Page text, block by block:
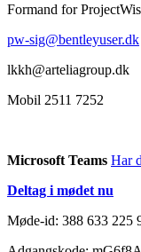
Formand for
pw-sig@bentleyuser.dk
lkkh@arteliagroup.dk
Mobil 2511 7252
Microsoft Teams Har
Deltag i mødet nu
Møde-id: 388 633 225